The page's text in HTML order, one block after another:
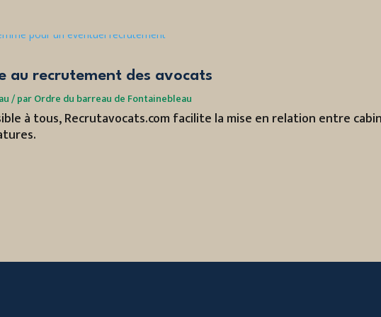
/parOrdre du barreau de Fontainebleau
au recrutement des avocats
à tous, Recrutavocats.com facilite la mise en relation entre